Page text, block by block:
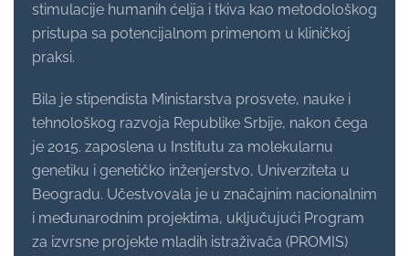
stimulacije humanih ćelija i tkiva kao metodološkog
pristupa sa potencijalnom primenom u kliničkoj
praksi.
Bila je stipendista Ministarstva prosvete, nauke i
tehnološkog razvoja Republike Srbije, nakon čega
je 2015. zaposlena u Institutu za molekularnu
genetiku i genetičko inženjerstvo, Univerziteta u
Beogradu. Učestvovala je u značajnim nacionalnim
i međunarodnim projektima, uključujući Program
za izvrsne projekte mladih istraživača (PROMIS)